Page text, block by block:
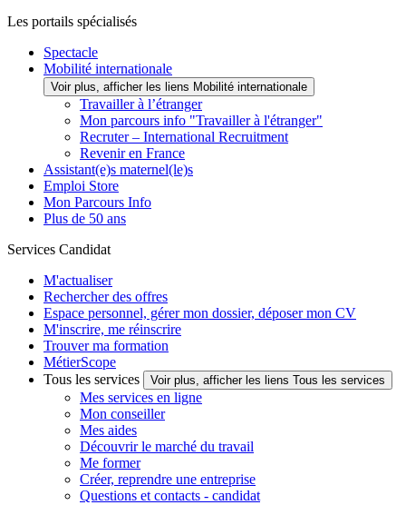
Les portails spécialisés
Spectacle
Mobilité internationale
Voir plus, afficher les liens Mobilité internationale
Travailler à l’étranger
Mon parcours info "Travailler à l'étranger"
Recruter – International Recruitment
Revenir en France
Assistant(e)s maternel(le)s
Emploi Store
Mon Parcours Info
Plus de 50 ans
Services Candidat
M'actualiser
Rechercher des offres
Espace personnel, gérer mon dossier, déposer mon CV
M'inscrire, me réinscrire
Trouver ma formation
MétierScope
Tous les services
Voir plus, afficher les liens Tous les services
Mes services en ligne
Mon conseiller
Mes aides
Découvrir le marché du travail
Me former
Créer, reprendre une entreprise
Questions et contacts - candidat